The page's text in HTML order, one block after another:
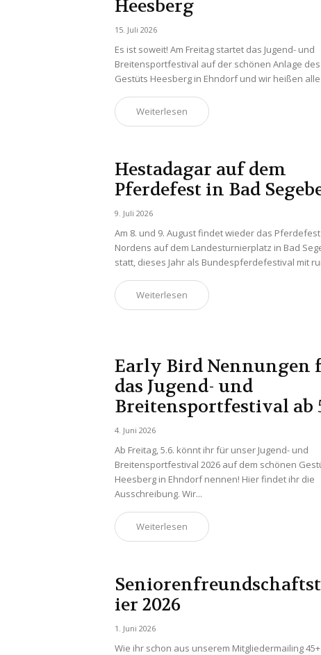
Heesberg
15. Juli 2026
Es ist soweit! Am Freitag startet das Jugend- und
Breitensportfestival auf der schönen Anlage des
Gestüts Heesberg in Ehndorf und wir heißen alle
Weiterlesen
Hestadagar auf dem
Pferdefest in Bad
9. Juli 2026
Am 8. und 9. August findet wieder das
Nordens auf dem Landesturnierplatz in Bad
statt, dieses Jahr als Bundespferdefestival mit
Weiterlesen
Early Bird Nennungen
das Jugend- und
Breitensportfestival ab
4. Juni 2026
Ab Freitag, 5.6. könnt ihr für unser Jugend- und
Breitensportfestival 2026 auf dem schönen
Heesberg in Ehndorf nennen! Hier findet ihr die
Ausschreibung. Wir...
Weiterlesen
ier 2026
1. Juni 2026
Wie ihr schon aus unserem Mitgliedermailing 45+